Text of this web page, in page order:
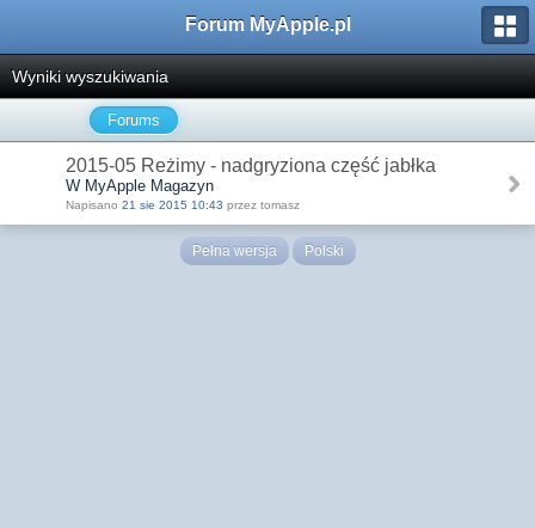
Forum MyApple.pl
Wyniki wyszukiwania
Forums
2015-05 Reżimy - nadgryziona część jabłka
W MyApple Magazyn
Napisano 21 sie 2015 10:43 przez tomasz
Pełna wersja Polski